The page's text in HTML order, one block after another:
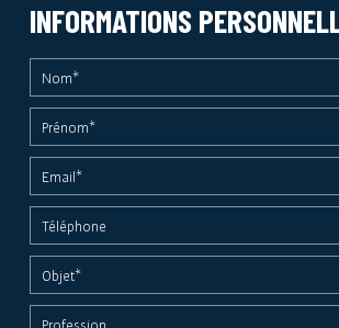
INFORMATIONS